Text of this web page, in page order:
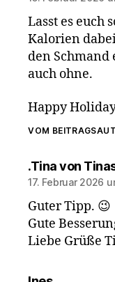
Lasst es euch
Kalorien
den Schmand
auch ohne.
Happy
VOM
.Tina von
17. Februar 2026
Guter Tipp. 😉
Gute
Liebe Grüße